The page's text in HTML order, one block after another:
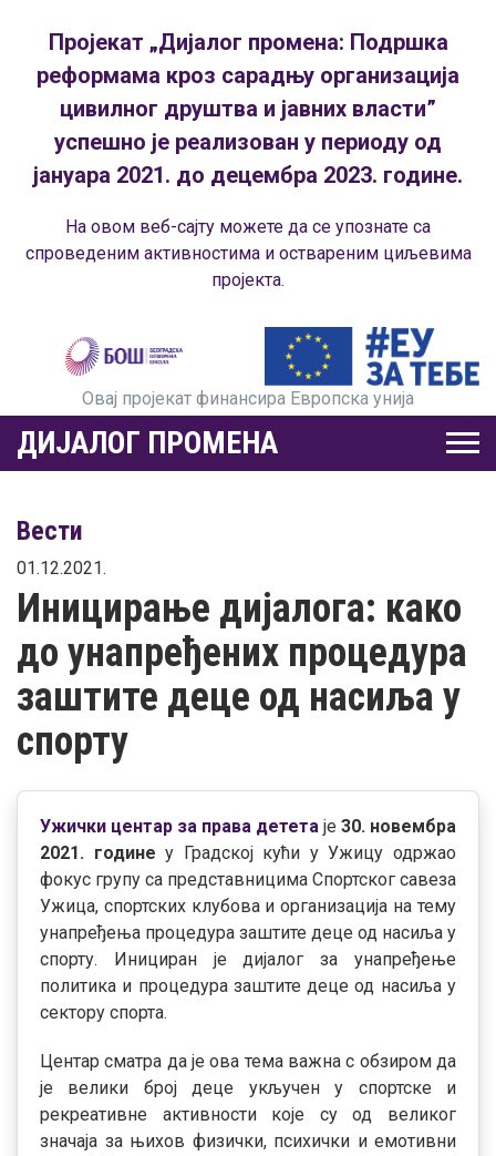
Пројекат „Дијалог промена: Подршка
реформама кроз сарадњу организација
цивилног друштва и јавних власти”
успешно је реализован у периоду од
јануара 2021. до децембра 2023. године.
На овом веб-сајту можете да се упознате са
спроведеним активностима и оствареним циљевима
пројекта.
Овај пројекат финансира Европска унија
ДИЈАЛОГ ПРОМЕНА
Вести
01.12.2021.
Иницирање дијалога: како
до унапређених процедура
заштите деце од насиља у
спорту
Ужички центар за права детета је 30. новембра
2021. године у Градској кући у Ужицу одржао
фокус групу са представницима Спортског савеза
Ужица, спортских клубова и организација на тему
унапређења процедура заштите деце од насиља у
спорту. Инициран је дијалог за унапређење
политика и процедура заштите деце од насиља у
сектору спорта.
Центар сматра да је ова тема важна с обзиром да
је велики број деце укључен у спортске и
рекреативне активности које су од великог
значаја за њихов физички, психички и емотивни